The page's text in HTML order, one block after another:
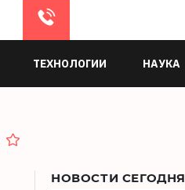
ТЕХНОЛОГИИ НАУКА
НОВОСТИ СЕГОДНЯ